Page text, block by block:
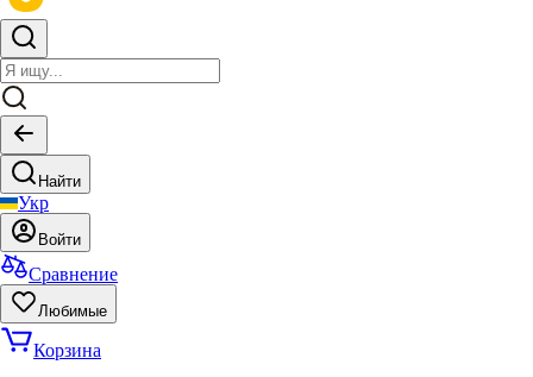
Найти
Укр
Войти
Сравнение
Любимые
Корзина